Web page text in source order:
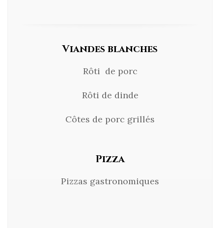
Viandes blanches
Rôti de porc
Rôti de dinde
Côtes de porc grillés
Pizza
Pizzas gastronomiques